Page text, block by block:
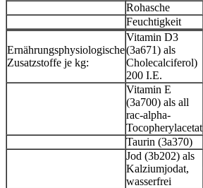
Rohasche
Feuchtigkeit
Ernährungsphysiologische
Zusatzstoffe je kg:
Vitamin D3
(3a671) als
Cholecalciferol)
200 I.E.
Vitamin E
(3a700) als all
rac-alpha-
Tocopherylacetat
Taurin (3a370)
Jod (3b202) als
Kalziumjodat,
wasserfrei